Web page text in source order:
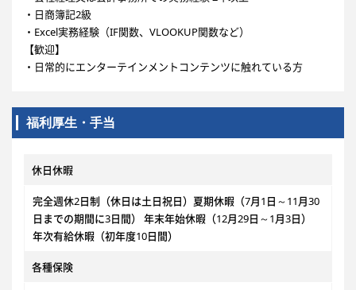
・日商簿記2級
・Excel実務経験（IF関数、VLOOKUP関数など）
【歓迎】
・日常的にエンターテインメントコンテンツに触れている方
福利厚生・手当
休日休暇
完全週休2日制（休日は土日祝日）夏期休暇（7月1日～11月30
日までの期間に3日間） 年末年始休暇（12月29日～1月3日）
年次有給休暇（初年度10日間）
各種保険